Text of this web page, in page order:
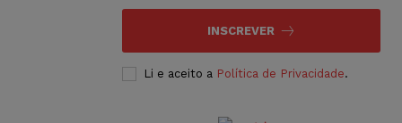
INSCREVER
Li e aceito a Política de Privacidade.